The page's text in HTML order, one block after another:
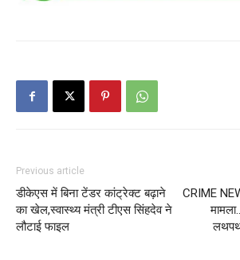
Previous article
डीकेएस में बिना टेंडर कांट्रेक्ट बढ़ाने
का खेल,स्वास्थ्य मंत्री टीएस सिंहदेव ने
लौटाई फाइल
CRIME